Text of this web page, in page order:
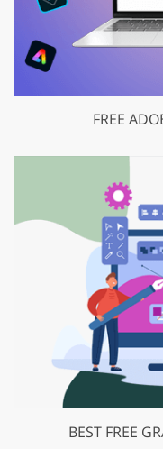
FREE
BEST FREE